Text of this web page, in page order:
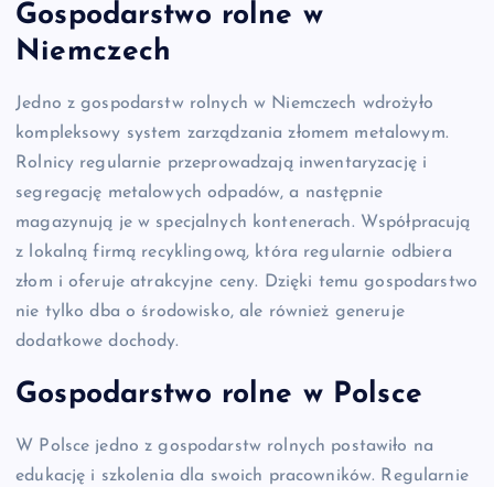
Gospodarstwo rolne w
Niemczech
Jedno z gospodarstw rolnych w Niemczech wdrożyło
kompleksowy system zarządzania złomem metalowym.
Rolnicy regularnie przeprowadzają inwentaryzację i
segregację metalowych odpadów, a następnie
magazynują je w specjalnych kontenerach. Współpracują
z lokalną firmą recyklingową, która regularnie odbiera
złom i oferuje atrakcyjne ceny. Dzięki temu gospodarstwo
nie tylko dba o środowisko, ale również generuje
dodatkowe dochody.
Gospodarstwo rolne w Polsce
W Polsce jedno z gospodarstw rolnych postawiło na
edukację i szkolenia dla swoich pracowników. Regularnie